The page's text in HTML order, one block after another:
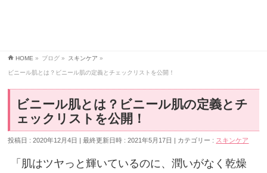
HOME » ブログ » スキンケア »
ビニール肌とは？ビニール肌の定義とチェックリストを公開！
ビニール肌とは？ビニール肌の定義とチ
ェックリストを公開！
投稿日 : 2020年12月4日 最終更新日時 : 2021年5月17日 カテゴリー : スキンケア
「肌はツヤっと輝いているのに、潤いがなく乾燥